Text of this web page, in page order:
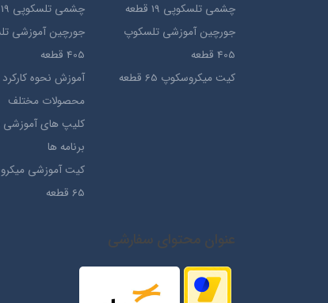
چشمی تلسکوپی 19 قطعه
جورچین آموزشی تلسکوپ
405 قطعه
کیت میکروسکوپ 65 قطعه
چشمی تلسکوپی 19 قطعه
جورچین آموزشی
405 قطعه
آموزش نحوه کارکرد
محصولات مختلف
کلیپ های آموزشی
برنامه ها
کیت آموزشی
65 قطعه
عنوان محتوای سفارشی